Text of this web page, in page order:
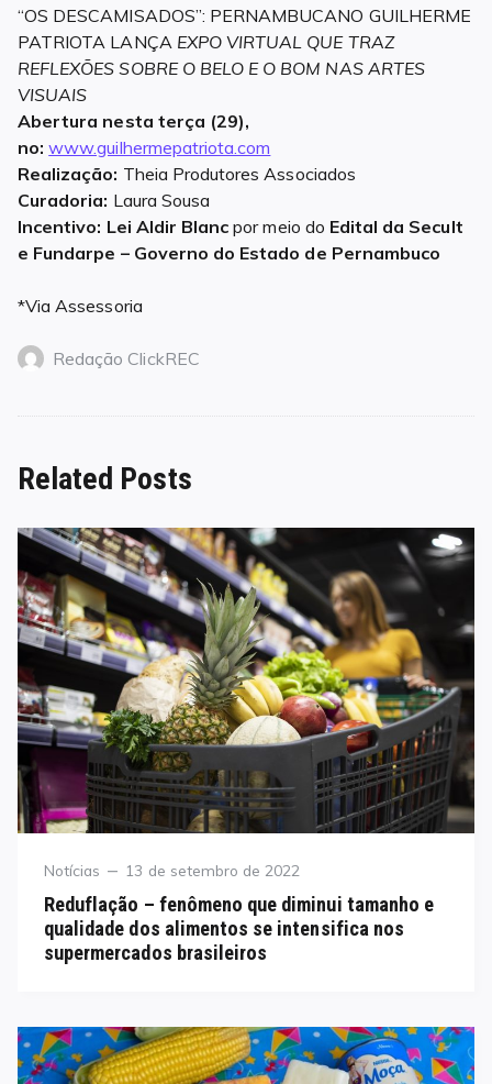
“OS DESCAMISADOS”: PERNAMBUCANO GUILHERME
PATRIOTA LANÇA EXPO VIRTUAL QUE TRAZ
REFLEXÕES SOBRE O BELO E O BOM NAS ARTES
VISUAIS
Abertura nesta terça (29),
no:www.guilhermepatriota.com
Realização: Theia Produtores Associados
Curadoria: Laura Sousa
Incentivo: Lei Aldir Blanc por meio do Edital da Secult
e Fundarpe – Governo do Estado de Pernambuco
*Via Assessoria
Redação ClickREC
Related Posts
Category
Notícias
Posted
13 de setembro de 2022
Reduflação – fenômeno que diminui tamanho e
qualidade dos alimentos se intensifica nos
supermercados brasileiros